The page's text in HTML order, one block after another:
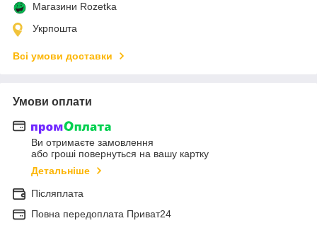
Магазини Rozetka
Укрпошта
Всі умови доставки
Умови оплати
Ви отримаєте замовлення
або гроші повернуться на вашу картку
Детальніше
Післяплата
Повна передоплата Приват24